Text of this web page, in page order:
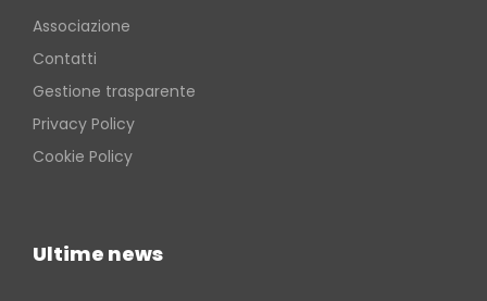
Associazione
Contatti
Gestione trasparente
Privacy Policy
Cookie Policy
Ultime news